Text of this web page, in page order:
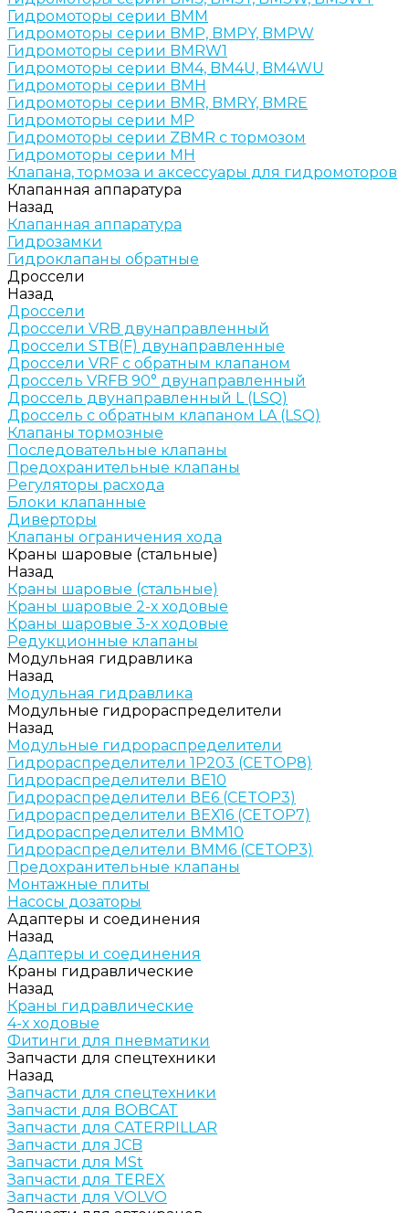
Гидромоторы серии BMM
Гидромоторы серии BMP, BMPY, BMPW
Гидромоторы серии BMRW1
Гидромоторы серии BМ4, BM4U, BМ4WU
Гидромоторы серии BМH
Гидромоторы серии BМR, BMRY, BМRE
Гидромоторы серии MP
Гидромоторы серии ZBMR с тормозом
Гидромоторы серии МH
Клапана, тормоза и аксессуары для гидромоторов
Клапанная аппаратура
Назад
Клапанная аппаратура
Гидрозамки
Гидроклапаны обратные
Дроссели
Назад
Дроссели
Дроссели VRB двунаправленный
Дроссели STB(F) двунаправленные
Дроссели VRF с обратным клапаном
Дроссель VRFB 90° двунаправленный
Дроссель двунаправленный L (LSQ)
Дроссель с обратным клапаном LA (LSQ)
Клапаны тормозные
Последовательные клапаны
Предохранительные клапаны
Регуляторы расхода
Блоки клапанные
Диверторы
Клапаны ограничения хода
Краны шаровые (стальные)
Назад
Краны шаровые (стальные)
Краны шаровые 2-х ходовые
Краны шаровые 3-х ходовые
Редукционные клапаны
Модульная гидравлика
Назад
Модульная гидравлика
Модульные гидрораспределители
Назад
Модульные гидрораспределители
Гидрораспределители 1Р203 (CETOP8)
Гидрораспределители ВЕ10
Гидрораспределители ВЕ6 (CETOP3)
Гидрораспределители ВЕХ16 (CETOP7)
Гидрораспределители ВММ10
Гидрораспределители ВММ6 (CETOP3)
Предохранительные клапаны
Монтажные плиты
Насосы дозаторы
Адаптеры и соединения
Назад
Адаптеры и соединения
Краны гидравлические
Назад
Краны гидравлические
4-х ходовые
Фитинги для пневматики
Запчасти для спецтехники
Назад
Запчасти для спецтехники
Запчасти для BOBCAT
Запчасти для CATERPILLAR
Запчасти для JCB
Запчасти для MSt
Запчасти для TEREX
Запчасти для VOLVO